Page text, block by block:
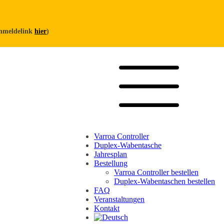
hier)
Varroa Controller
Duplex-Wabentasche
Jahresplan
Bestellung
Varroa Controller bestellen
Duplex-Wabentaschen bestellen
FAQ
Veranstaltungen
Kontakt